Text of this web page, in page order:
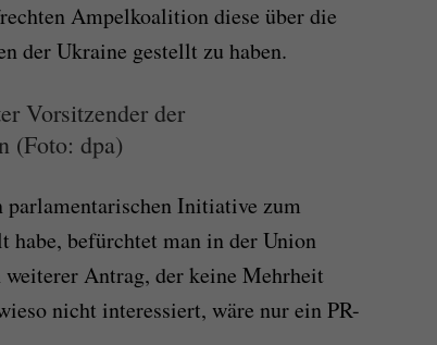
Ampelkoalition diese über die
der Ukraine gestellt zu haben.
Vorsitzender der
(Foto: dpa)
parlamentarischen Initiative zum
befürchtet man in der Union
Antrag, der keine Mehrheit
nicht interessiert, wäre nur ein PR-